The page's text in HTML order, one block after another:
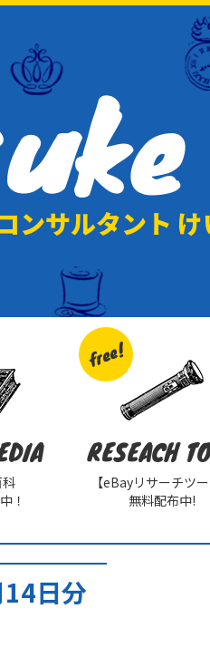
ンサルタント
！
RESEACH
【eBayリサーチツー
無料配布中!
free!
日分